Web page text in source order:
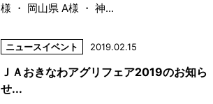
様 ・ 岡山県 A様 ・ 神...
ニュースイベント 2019.02.15
ＪＡおきなわアグリフェア2019のお知ら
せ...